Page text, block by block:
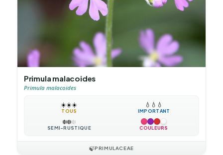
Primula malacoides
Primula malacoides
☀️☀️☀️
TOUS
💧 💧 💧
IMPORTANT
❄️❄️❄️
SEMI-RUSTIQUE COULEURS
🍃PRIMULACEAE